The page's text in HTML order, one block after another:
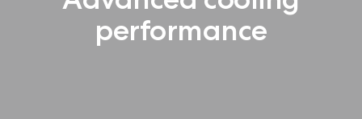
performance